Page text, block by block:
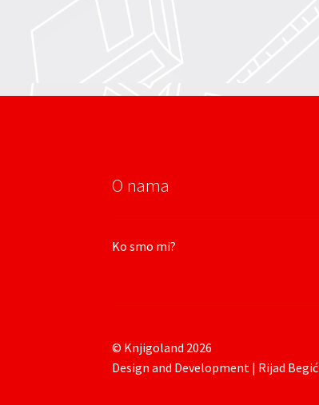
O nama
Ko smo mi?
© Knjigoland 2026
Design and Development | Rijad Begić